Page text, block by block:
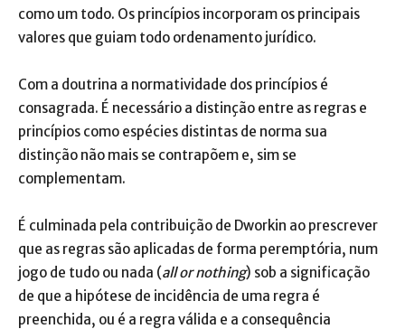
como um todo. Os princípios incorporam os principais
valores que guiam todo ordenamento jurídico.
Com a doutrina a normatividade dos princípios é
consagrada. É necessário a distinção entre as regras e
princípios como espécies distintas de norma sua
distinção não mais se contrapõem e, sim se
complementam.
É culminada pela contribuição de Dworkin ao prescrever
que as regras são aplicadas de forma peremptória, num
jogo de tudo ou nada (all or nothing) sob a significação
de que a hipótese de incidência de uma regra é
preenchida, ou é a regra válida e a consequência